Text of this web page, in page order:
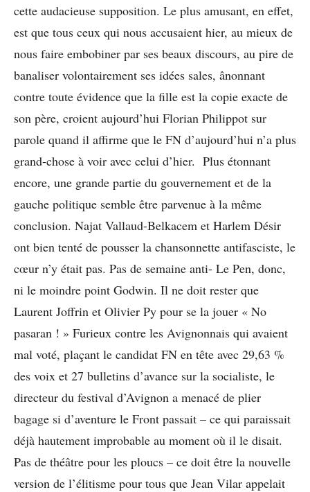
cette audacieuse supposition. Le plus amusant, en effet,
est que tous ceux qui nous accusaient hier, au mieux de
nous faire embobiner par ses beaux discours, au pire de
banaliser volontairement ses idées sales, ânonnant
contre toute évidence que la fille est la copie exacte de
son père, croient aujourd’hui Florian Philippot sur
parole quand il affirme que le FN d’aujourd’hui n’a plus
grand-chose à voir avec celui d’hier. Plus étonnant
encore, une grande partie du gouvernement et de la
gauche politique semble être parvenue à la même
conclusion. Najat Vallaud-Belkacem et Harlem Désir
ont bien tenté de pousser la chansonnette antifasciste, le
cœur n’y était pas. Pas de semaine anti- Le Pen, donc,
ni le moindre point Godwin. Il ne doit rester que
Laurent Joffrin et Olivier Py pour se la jouer « No
pasaran ! » Furieux contre les Avignonnais qui avaient
mal voté, plaçant le candidat FN en tête avec 29,63 %
des voix et 27 bulletins d’avance sur la socialiste, le
directeur du festival d’Avignon a menacé de plier
bagage si d’aventure le Front passait – ce qui paraissait
déjà hautement improbable au moment où il le disait.
Pas de théâtre pour les ploucs – ce doit être la nouvelle
version de l’élitisme pour tous que Jean Vilar appelait